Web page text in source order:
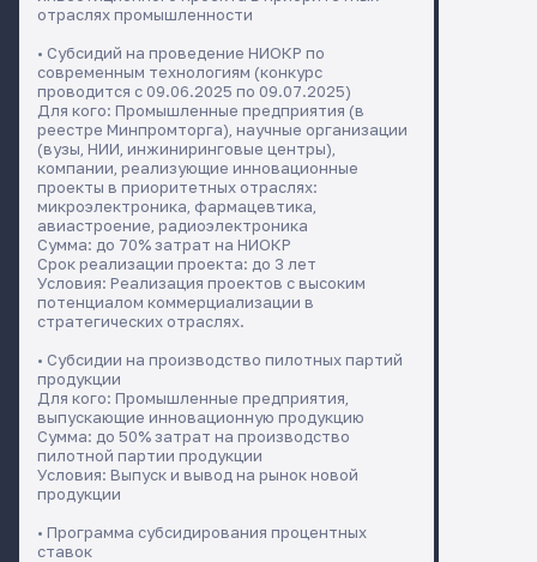
отраслях промышленности
• Субсидий на проведение НИОКР по
современным технологиям (конкурс
проводится с 09.06.2025 по 09.07.2025)
Для кого: Промышленные предприятия (в
реестре Минпромторга), научные организации
(вузы, НИИ, инжиниринговые центры),
компании, реализующие инновационные
проекты в приоритетных отраслях:
микроэлектроника, фармацевтика,
авиастроение, радиоэлектроника
Сумма: до 70% затрат на НИОКР
Срок реализации проекта: до 3 лет
Условия: Реализация проектов с высоким
потенциалом коммерциализации в
стратегических отраслях.
• Субсидии на производство пилотных партий
продукции
Для кого: Промышленные предприятия,
выпускающие инновационную продукцию
Сумма: до 50% затрат на производство
пилотной партии продукции
Условия: Выпуск и вывод на рынок новой
продукции
• Программа субсидирования процентных
ставок